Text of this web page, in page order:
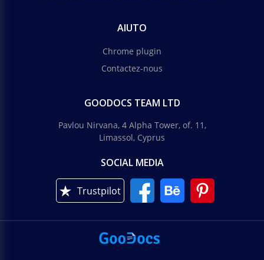
AIUTO
Chrome plugin
Contactez-nous
GOODOCS TEAM LTD
Pavlou Nirvana, 4 Alpha Tower, of. 11,
Limassol, Cyprus
SOCIAL MEDIA
Trustpilot